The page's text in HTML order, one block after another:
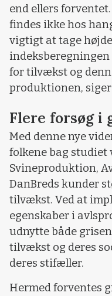
end ellers
findes ikke hos
vigtigt at tage
for tilvækst og
produktionen,
Flere forsøg i
Med denne nye
folkene bag studiet
Svineproduktion,
DanBreds kunder
tilvækst. Ved at
egenskaber i
udnytte både
tilvækst og deres
deres stifæller.
Hermed forventes